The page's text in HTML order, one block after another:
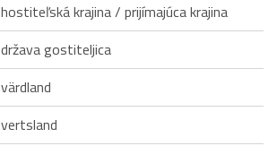
hostiteľská krajina / prijímajúca krajina
država gostiteljica
värdland
vertsland